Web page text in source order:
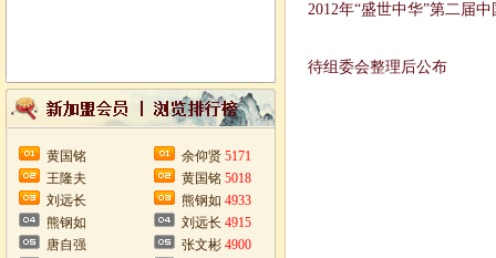
黄国铭
王隆夫
刘远长
熊钢如
唐自强
余仰贤 5171
黄国铭 5018
熊钢如 4933
刘远长 4915
张文彬 4900
2012年“盛世中华”第二届
待组委会整理后公布